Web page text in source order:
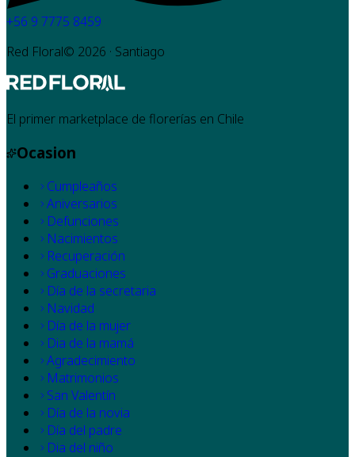
+56 9 7775 8459
Red Floral© 2026 · Santiago
El primer marketplace de florerías en Chile
Ocasion
Cumpleaños
Aniversarios
Defunciones
Nacimientos
Recuperación
Graduaciones
Día de la secretaria
Navidad
Día de la mujer
Dia de la mamá
Agradecimiento
Matrimonios
San Valentín
Día de la novia
Día del padre
Dia del niño